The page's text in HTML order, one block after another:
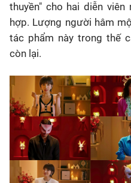
thuyền" cho hai diễn
hợp. Lượng người hâm
tác phẩm này trong thế
còn lại.